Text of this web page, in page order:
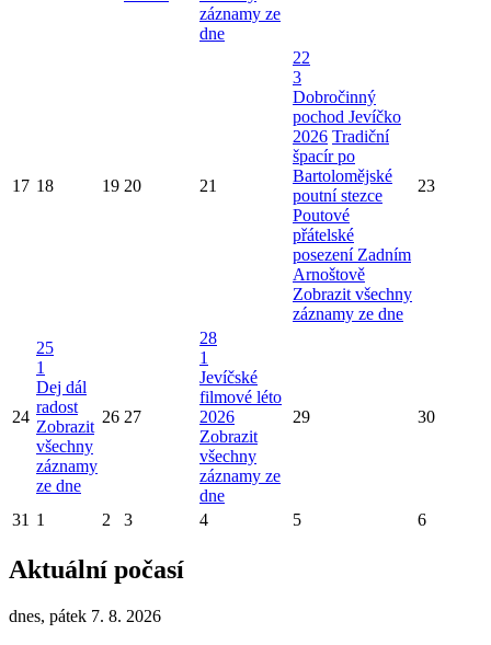
záznamy ze
dne
17 18 19 20 21
22
3
Dobročinný
pochod Jevíčko
2026 Tradiční
špacír po
Bartolomějské
poutní stezce
Poutové
přátelské
posezení Zadním
Arnoštově
Zobrazit všechny
záznamy ze dne
23
24
25
1
Dej dál
radost
Zobrazit
všechny
záznamy
ze dne
26 27
28
1
Jevíčské
filmové léto
2026
Zobrazit
všechny
záznamy ze
dne
29 30
31 1 2 3 4 5 6
Aktuální počasí
dnes, pátek 7. 8. 2026